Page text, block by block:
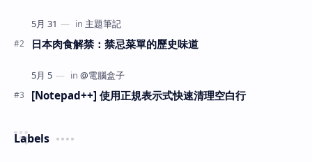
日本肉食解禁：禁忌菜單的歷史味道
[Notepad++] 使用正規表示式快速清理空白行
Labels